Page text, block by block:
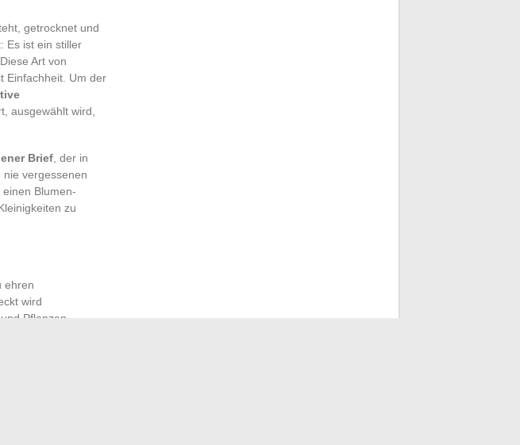
getrocknet und
Es ist ein stiller
Art von
Einfachheit. Um der
ausgewählt wird,
Brief , der in
vergessenen
einen Blumen-
zu
ehren
wird
Pflanzen